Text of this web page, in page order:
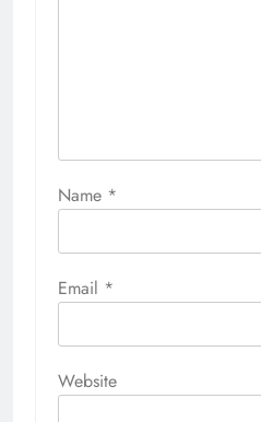
Name *
Email *
Website